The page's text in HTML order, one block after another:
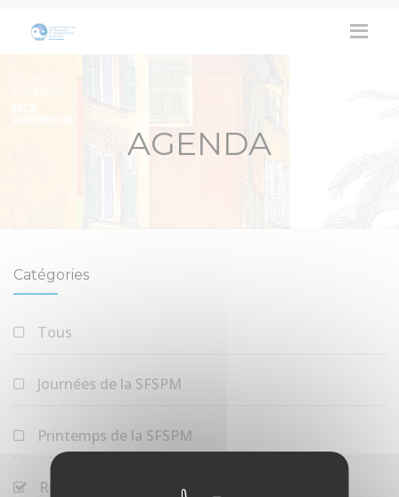
AGENDA
Catégories
Tous
Journées de la SFSPM
Printemps de la SFSPM
RCP de la SFSPM